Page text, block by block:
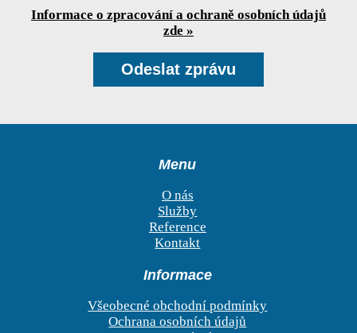
Informace o zpracování a ochraně osobních údajů
zde »
Menu
O nás
Služby
Reference
Kontakt
Informace
Všeobecné obchodní podmínky
Ochrana osobních údajů